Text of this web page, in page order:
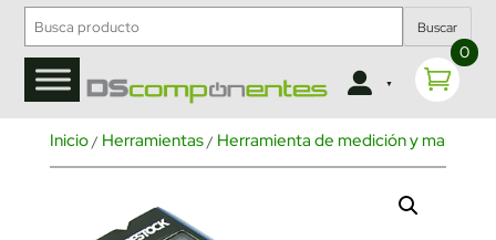
Buscar
0
Inicio/ Herramientas/ Herramienta de medición y marcado